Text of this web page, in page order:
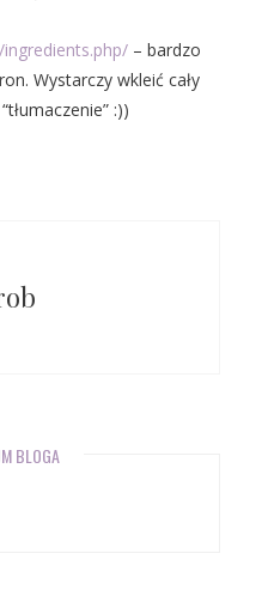
– bardzo
Wystarczy wkleić cały
:))
BLOGA